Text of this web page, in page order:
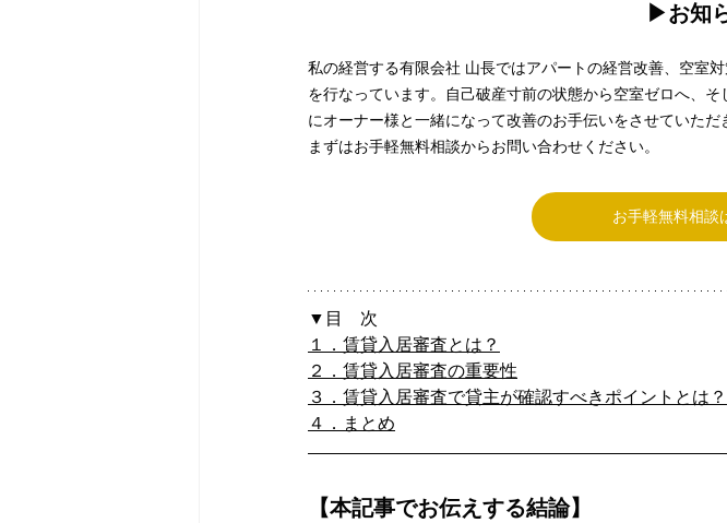
▶︎お知
私の経営する有限会社 山長ではアパートの経営改善、空室
を行なっています。自己破産寸前の状態から空室ゼロへ、
にオーナー様と一緒になって改善のお手伝いをさせていただ
まずはお手軽無料相談からお問い合わせください。
お手軽無料相談
▼目　次
１．賃貸入居審査とは？
２．賃貸入居審査の重要性
３．賃貸入居審査で貸主が確認すべきポイントとは？
４．まとめ
【本記事でお伝えする結論】